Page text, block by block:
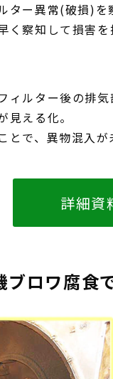
ター異常(破損)を
く察知して損害を
ィルター後の排
見える化。
とで、異物混入
詳細資
ロワ腐食